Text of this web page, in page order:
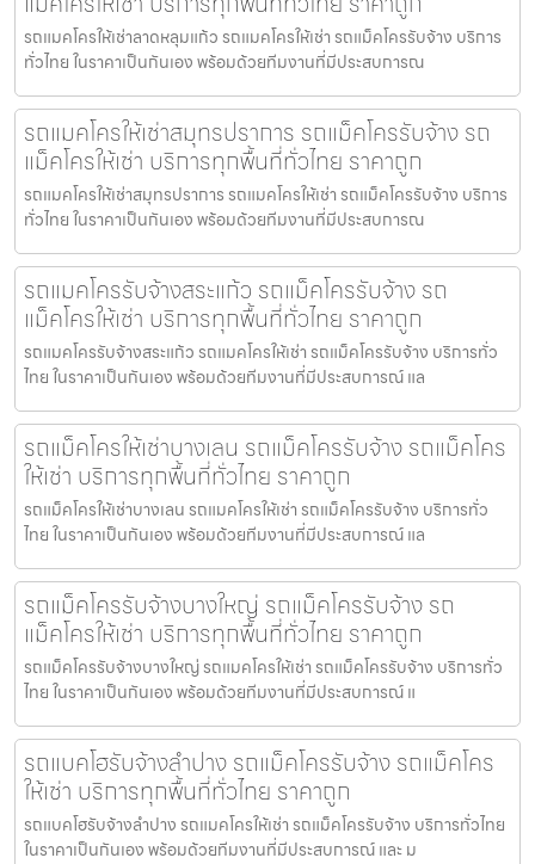
รถแมคโครให้เช่าลาดหลุมแก้ว รถแมคโครให้เช่า รถแม็คโครรับจ้าง บริการ
ทั่วไทย ในราคาเป็นกันเอง พร้อมด้วยทีมงานที่มีประสบการณ
รถแมคโครให้เช่าสมุทรปราการ รถแม็คโครรับจ้าง รถ
แม็คโครให้เช่า บริการทุกพื้นที่ทั่วไทย ราคาถูก
รถแมคโครให้เช่าสมุทรปราการ รถแมคโครให้เช่า รถแม็คโครรับจ้าง บริการ
ทั่วไทย ในราคาเป็นกันเอง พร้อมด้วยทีมงานที่มีประสบการณ
รถแมคโครรับจ้างสระแก้ว รถแม็คโครรับจ้าง รถ
แม็คโครให้เช่า บริการทุกพื้นที่ทั่วไทย ราคาถูก
รถแมคโครรับจ้างสระแก้ว รถแมคโครให้เช่า รถแม็คโครรับจ้าง บริการทั่ว
ไทย ในราคาเป็นกันเอง พร้อมด้วยทีมงานที่มีประสบการณ์ แล
รถแม็คโครให้เช่าบางเลน รถแม็คโครรับจ้าง รถแม็คโคร
ให้เช่า บริการทุกพื้นที่ทั่วไทย ราคาถูก
รถแม็คโครให้เช่าบางเลน รถแมคโครให้เช่า รถแม็คโครรับจ้าง บริการทั่ว
ไทย ในราคาเป็นกันเอง พร้อมด้วยทีมงานที่มีประสบการณ์ แล
รถแม็คโครรับจ้างบางใหญ่ รถแม็คโครรับจ้าง รถ
แม็คโครให้เช่า บริการทุกพื้นที่ทั่วไทย ราคาถูก
รถแม็คโครรับจ้างบางใหญ่ รถแมคโครให้เช่า รถแม็คโครรับจ้าง บริการทั่ว
ไทย ในราคาเป็นกันเอง พร้อมด้วยทีมงานที่มีประสบการณ์ แ
รถแบคโฮรับจ้างลำปาง รถแม็คโครรับจ้าง รถแม็คโคร
ให้เช่า บริการทุกพื้นที่ทั่วไทย ราคาถูก
รถแบคโฮรับจ้างลำปาง รถแมคโครให้เช่า รถแม็คโครรับจ้าง บริการทั่วไทย
ในราคาเป็นกันเอง พร้อมด้วยทีมงานที่มีประสบการณ์ และ ม